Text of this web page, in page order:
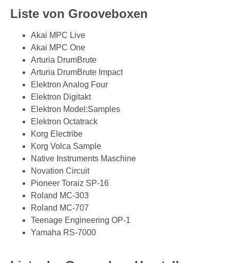
Liste von Grooveboxen
Akai MPC Live
Akai MPC One
Arturia DrumBrute
Arturia DrumBrute Impact
Elektron Analog Four
Elektron Digitakt
Elektron Model:Samples
Elektron Octatrack
Korg Electribe
Korg Volca Sample
Native Instruments Maschine
Novation Circuit
Pioneer Toraiz SP-16
Roland MC-303
Roland MC-707
Teenage Engineering OP-1
Yamaha RS-7000